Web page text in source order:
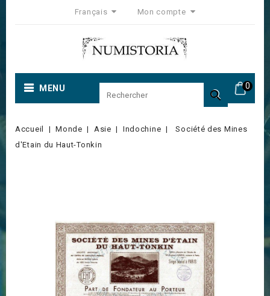
Français Mon compte
0
MENU 
Accueil Monde Asie Indochine
Société des Mines
d'Etain du Haut-Tonkin